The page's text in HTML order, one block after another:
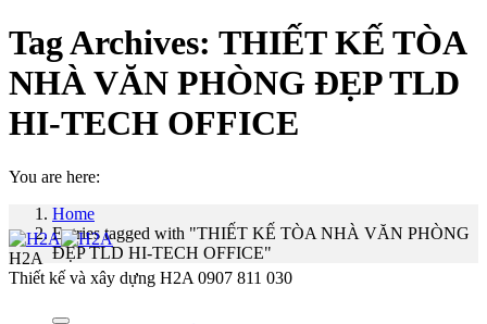
Tag Archives: THIẾT KẾ TÒA
NHÀ VĂN PHÒNG ĐẸP TLD
HI-TECH OFFICE
You are here:
Home
Entries tagged with "THIẾT KẾ TÒA NHÀ VĂN PHÒNG
ĐẸP TLD HI-TECH OFFICE"
H2A
Thiết kế và xây dựng H2A 0907 811 030